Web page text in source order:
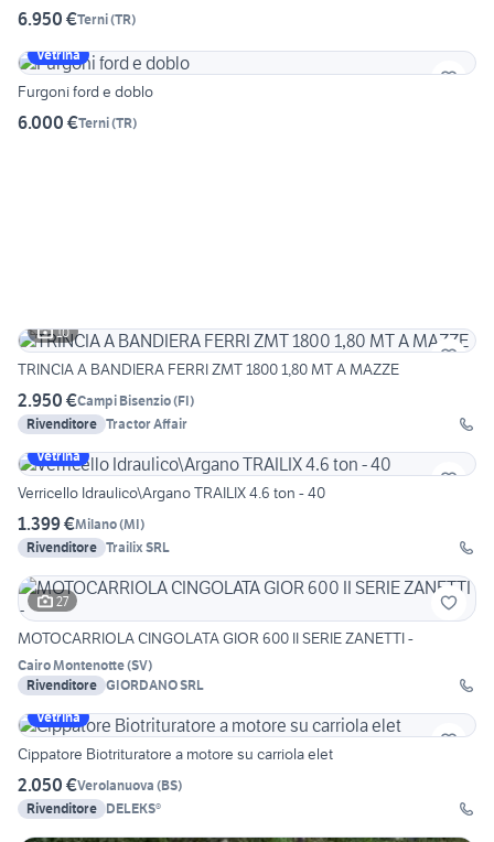
6.950 €Terni(TR)
Vetrina
Furgoni ford e doblo
6.000 €Terni(TR)
10
TRINCIA A BANDIERA FERRI ZMT 1800 1,80 MT A MAZZE
2.950 €Campi Bisenzio(FI)
Rivenditore Tractor Affair
Vetrina
Verricello Idraulico\Argano TRAILIX 4.6 ton - 40
1.399 €Milano(MI)
Rivenditore Trailix SRL
27
MOTOCARRIOLA CINGOLATA GIOR 600 II SERIE ZANETTI -
Cairo Montenotte(SV)
Rivenditore GIORDANO SRL
Vetrina
Cippatore Biotrituratore a motore su carriola elet
2.050 €Verolanuova (BS)
Rivenditore DELEKS®